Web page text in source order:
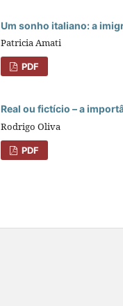
Um sonho italiano: a
Patricia Amati
PDF
Real ou fictício – a
Rodrigo Oliva
PDF